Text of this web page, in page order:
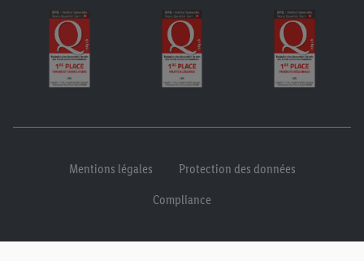
Mentions légales
Protection des données
Compliance